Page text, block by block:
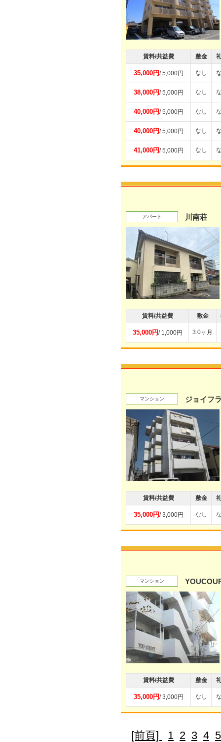
賃料/共益費 敷金
35,000円/ 5,000円 なし
38,000円/ 5,000円 なし
40,000円/ 5,000円 なし
40,000円/ 5,000円 なし
41,000円/ 5,000円 なし
アパート 川南荘
賃料/共益費 敷金
35,000円/ 1,000円 3.0ヶ月
マンション ジョイフ
賃料/共益費 敷金
35,000円/ 3,000円 なし
マンション
賃料/共益費 敷金
35,000円/ 3,000円 なし
[前頁] 1 2 3 4 5